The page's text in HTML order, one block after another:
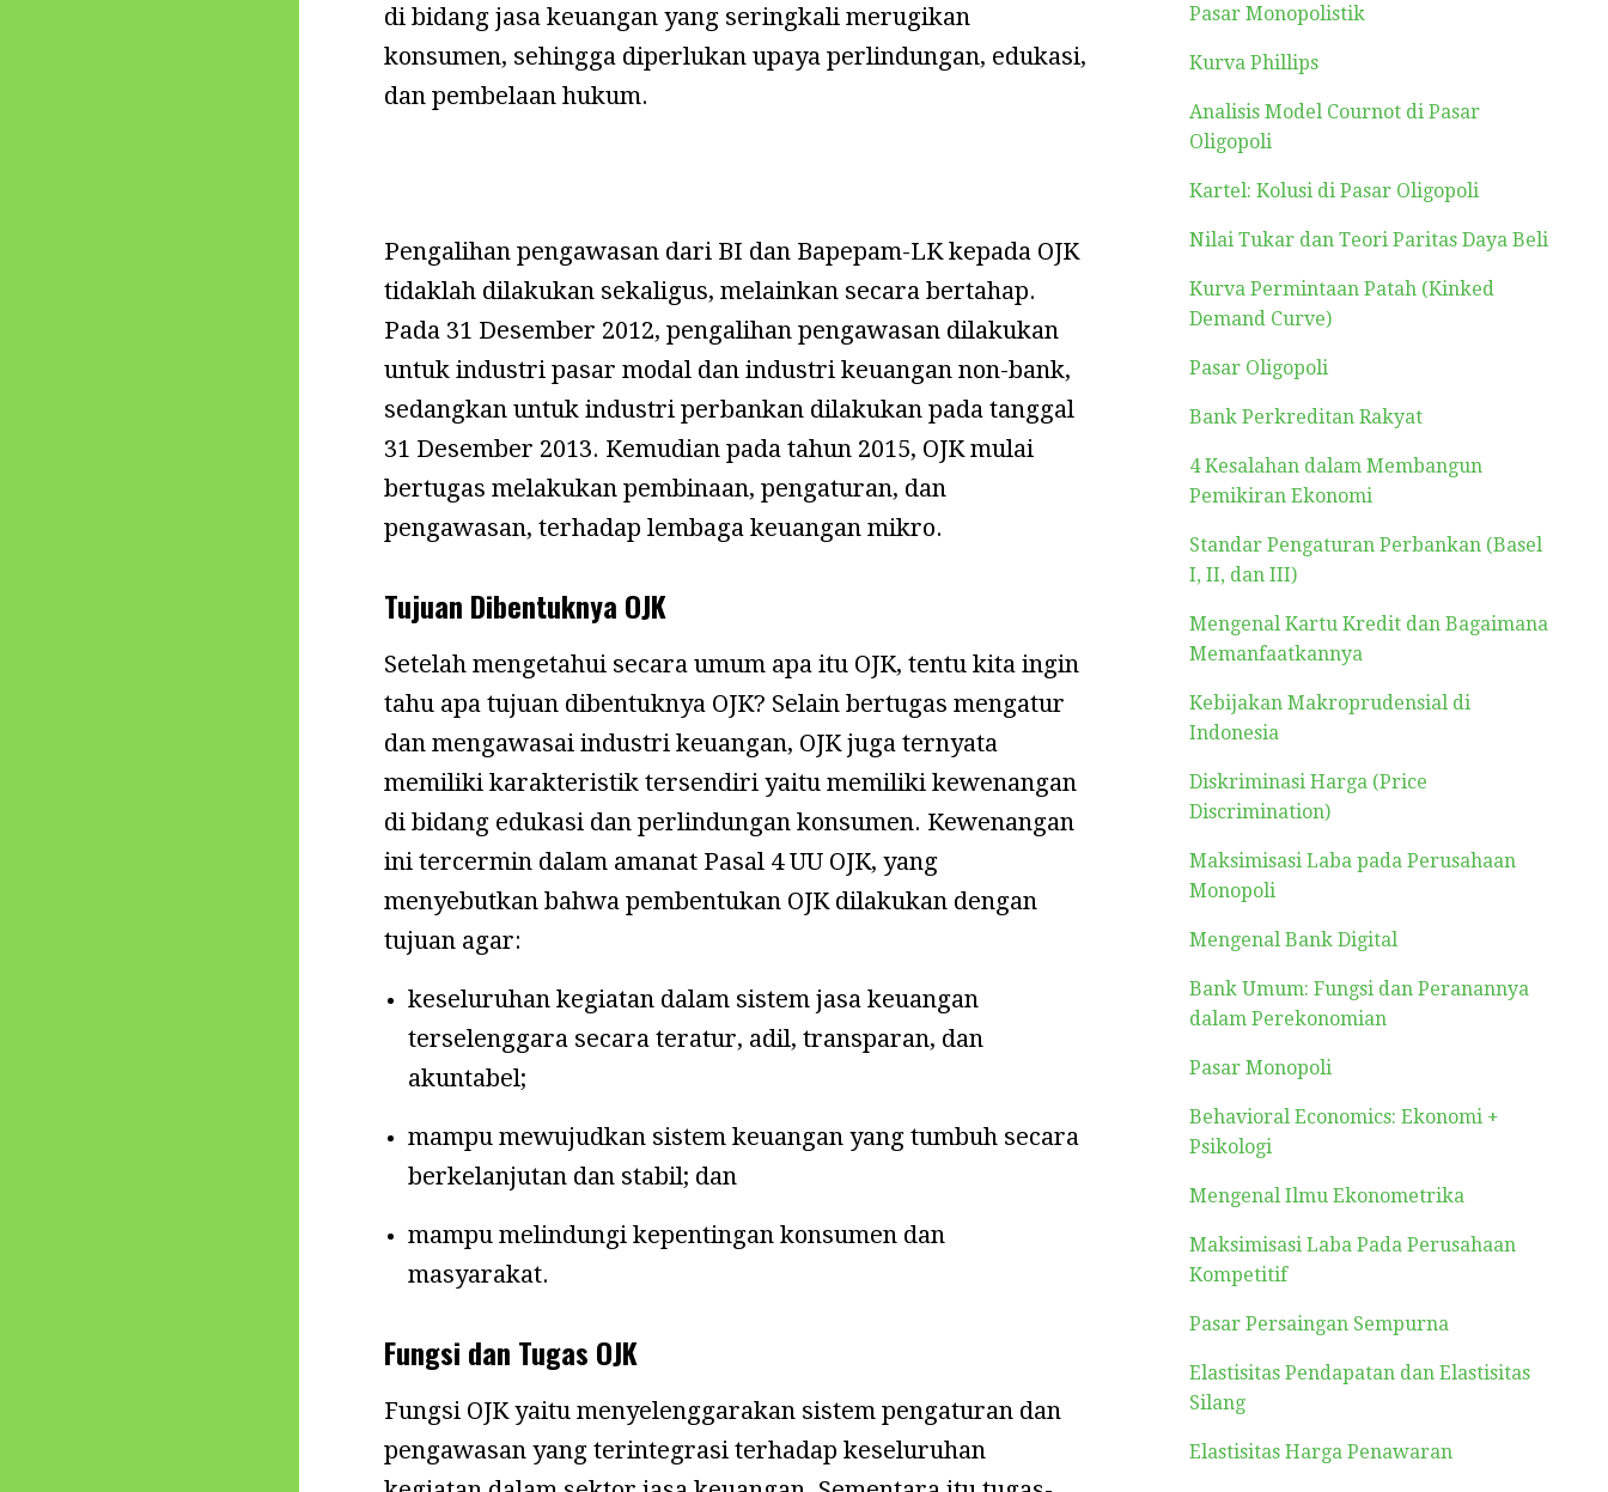
di bidang jasa keuangan yang seringkali merugikan
konsumen, sehingga diperlukan upaya perlindungan, edukasi,
dan pembelaan hukum.
Pengalihan pengawasan dari BI dan Bapepam-LK kepada OJK
tidaklah dilakukan sekaligus, melainkan secara bertahap.
Pada 31 Desember 2012, pengalihan pengawasan dilakukan
untuk industri pasar modal dan industri keuangan non-bank,
sedangkan untuk industri perbankan dilakukan pada tanggal
31 Desember 2013. Kemudian pada tahun 2015, OJK mulai
bertugas melakukan pembinaan, pengaturan, dan
pengawasan, terhadap lembaga keuangan mikro.
Tujuan Dibentuknya OJK
Setelah mengetahui secara umum apa itu OJK, tentu kita ingin
tahu apa tujuan dibentuknya OJK? Selain bertugas mengatur
dan mengawasai industri keuangan, OJK juga ternyata
memiliki karakteristik tersendiri yaitu memiliki kewenangan
di bidang edukasi dan perlindungan konsumen. Kewenangan
ini tercermin dalam amanat Pasal 4 UU OJK, yang
menyebutkan bahwa pembentukan OJK dilakukan dengan
tujuan agar:
keseluruhan kegiatan dalam sistem jasa keuangan
terselenggara secara teratur, adil, transparan, dan
akuntabel;
mampu mewujudkan sistem keuangan yang tumbuh secara
berkelanjutan dan stabil; dan
mampu melindungi kepentingan konsumen dan
masyarakat.
Fungsi dan Tugas OJK
Fungsi OJK yaitu menyelenggarakan sistem pengaturan dan
pengawasan yang terintegrasi terhadap keseluruhan
Pasar Monopolistik
Kurva Phillips
Analisis Model Cournot di Pasar
Oligopoli
Kartel: Kolusi di Pasar Oligopoli
Nilai Tukar dan Teori Paritas Daya Beli
Kurva Permintaan Patah (Kinked
Demand Curve)
Pasar Oligopoli
Bank Perkreditan Rakyat
4 Kesalahan dalam Membangun
Pemikiran Ekonomi
Standar Pengaturan Perbankan (Basel
I, II, dan III)
Mengenal Kartu Kredit dan Bagaimana
Memanfaatkannya
Kebijakan Makroprudensial di
Indonesia
Diskriminasi Harga (Price
Discrimination)
Maksimisasi Laba pada Perusahaan
Monopoli
Mengenal Bank Digital
Bank Umum: Fungsi dan Peranannya
dalam Perekonomian
Pasar Monopoli
Behavioral Economics: Ekonomi +
Psikologi
Mengenal Ilmu Ekonometrika
Maksimisasi Laba Pada Perusahaan
Kompetitif
Pasar Persaingan Sempurna
Elastisitas Pendapatan dan Elastisitas
Silang
Elastisitas Harga Penawaran